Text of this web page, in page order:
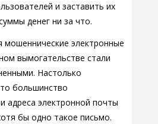
и заставить их
денег ни за что.
мошеннические электронные
вымогательстве стали
Настолько
большинство
адреса электронной почты
бы одно такое письмо.